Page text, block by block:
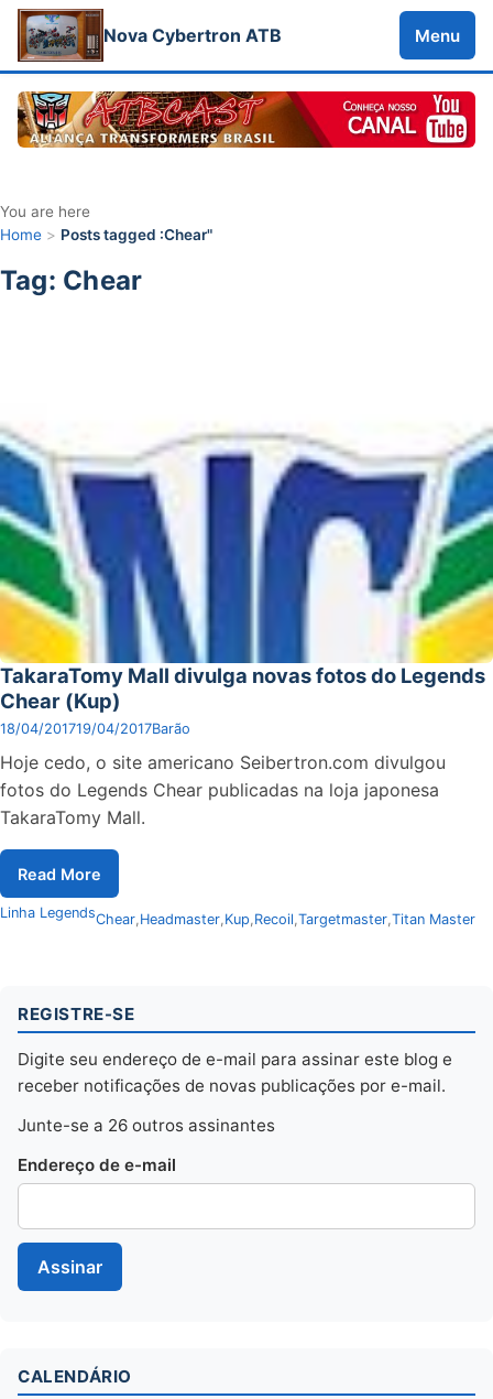
Nova Cybertron ATB Menu
You are here
Home > Posts tagged :Chear"
Tag: Chear
TakaraTomy Mall divulga novas fotos do Legends
Chear (Kup)
18/04/201719/04/2017Barão
Hoje cedo, o site americano Seibertron.com divulgou
fotos do Legends Chear publicadas na loja japonesa
TakaraTomy Mall.
Read More
Linha LegendsChear,Headmaster,Kup,Recoil,Targetmaster,Titan Master
REGISTRE-SE
Digite seu endereço de e-mail para assinar este blog e
receber notificações de novas publicações por e-mail.
Junte-se a 26 outros assinantes
Endereço de e-mail
CALENDÁRIO